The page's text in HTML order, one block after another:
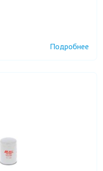
Подробнее